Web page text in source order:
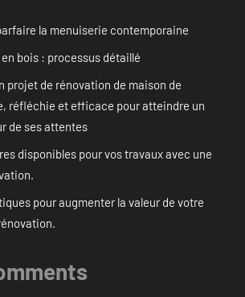
la menuiserie contemporaine
bois : processus détaillé
projet de rénovation de maison de
réfléchie et efficace pour atteindre un
de ses attentes
disponibles pour vos travaux avec une
pour augmenter la valeur de votre